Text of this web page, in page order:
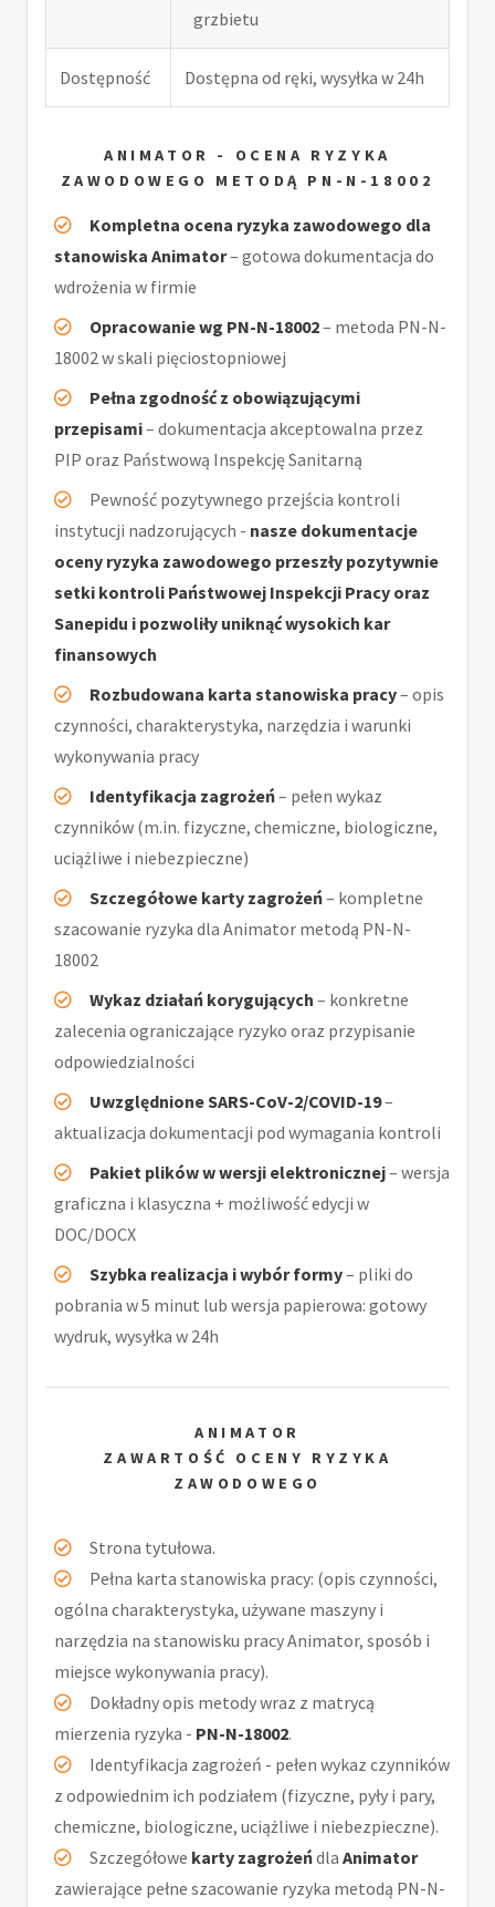
grzbietu
Dostępność Dostępna od ręki, wysyłka w 24h
ANIMATOR - OCENA RYZYKA
ZAWODOWEGO METODĄ PN-N-18002
Kompletna ocena ryzyka zawodowego dla
stanowiska Animator– gotowa dokumentacja do
wdrożenia w firmie
Opracowanie wg PN-N-18002– metoda PN-N-
18002 w skali pięciostopniowej
Pełna zgodność z obowiązującymi
przepisami– dokumentacja akceptowalna przez
PIP oraz Państwową Inspekcję Sanitarną
Pewność pozytywnego przejścia kontroli
instytucji nadzorujących - nasze dokumentacje
oceny ryzyka zawodowego przeszły pozytywnie
setki kontroli Państwowej Inspekcji Pracy oraz
Sanepidu i pozwoliły uniknąć wysokich kar
finansowych
Rozbudowana karta stanowiska pracy– opis
czynności, charakterystyka, narzędzia i warunki
wykonywania pracy
Identyfikacja zagrożeń– pełen wykaz
czynników (m.in. fizyczne, chemiczne, biologiczne,
uciążliwe i niebezpieczne)
Szczegółowe karty zagrożeń– kompletne
szacowanie ryzyka dla Animator metodą PN-N-
18002
Wykaz działań korygujących – konkretne
zalecenia ograniczające ryzyko oraz przypisanie
odpowiedzialności
Uwzględnione SARS-CoV-2/COVID-19–
aktualizacja dokumentacji pod wymagania kontroli
Pakiet plików w wersji elektronicznej– wersja
graficzna i klasyczna + możliwość edycji w
DOC/DOCX
Szybka realizacja i wybór formy– pliki do
pobrania w 5 minut lub wersja papierowa: gotowy
wydruk, wysyłka w 24h
ANIMATOR
ZAWARTOŚĆ OCENY RYZYKA
ZAWODOWEGO
Strona tytułowa.
Pełna karta stanowiska pracy: (opis czynności,
ogólna charakterystyka, używane maszyny i
narzędzia na stanowisku pracy Animator, sposób i
miejsce wykonywania pracy).
Dokładny opis metody wraz z matrycą
mierzenia ryzyka - PN-N-18002.
Identyfikacja zagrożeń - pełen wykaz czynników
z odpowiednim ich podziałem (fizyczne, pyły i pary,
chemiczne, biologiczne, uciążliwe i niebezpieczne).
Szczegółowe karty zagrożeńdla Animator
zawierające pełne szacowanie ryzyka metodą PN-N-